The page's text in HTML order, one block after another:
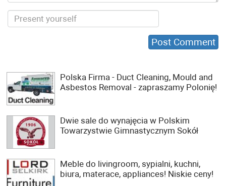
Polska Firma - Duct Cleaning, Mould and
Asbestos Removal - zapraszamy Polonię!
Dwie sale do wynajęcia w Polskim
Towarzystwie Gimnastycznym Sokół
Meble do livingroom, sypialni, kuchni,
biura, materace, appliances! Niskie ceny!